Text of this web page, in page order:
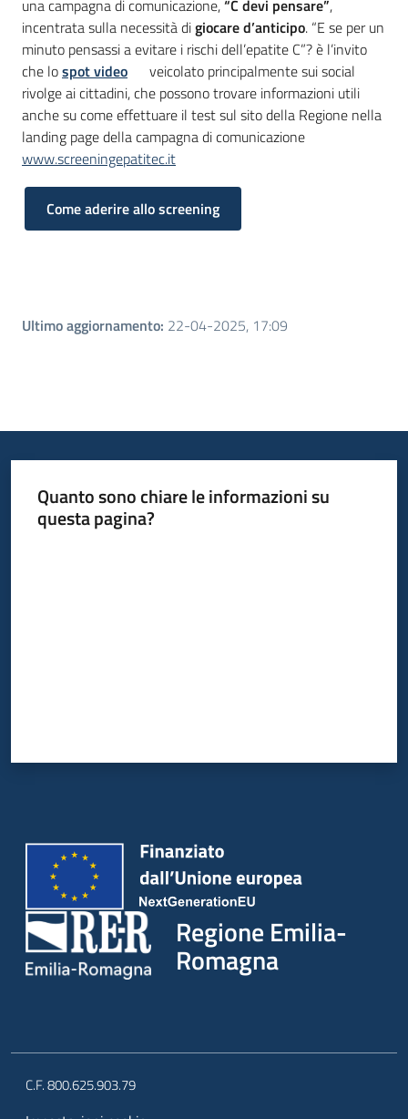
una campagna di comunicazione,“C devi pensare”,
incentrata sulla necessità digiocare d’anticipo. “E se per un
minuto pensassi a evitare i rischi dell’epatite C”? è l’invito
che lospot video
veicolato principalmente sui social
rivolge ai cittadini, che possono trovare informazioni utili
anche su come effettuare il test sul sito della Regione nella
landing page della campagna di comunicazione
www.screeningepatitec.it
Come aderire allo screening
Ultimo aggiornamento: 22-04-2025, 17:09
Quanto sono chiare le informazioni su
questa pagina?
Regione Emilia-
Romagna
C.F. 800.625.903.79